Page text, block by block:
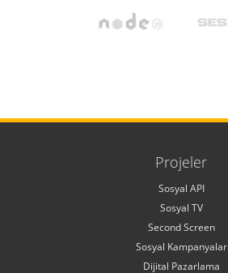
Projeler
Sosyal API
Sosyal TV
Second Screen
Sosyal Kampanyalar
Dijital Pazarlama